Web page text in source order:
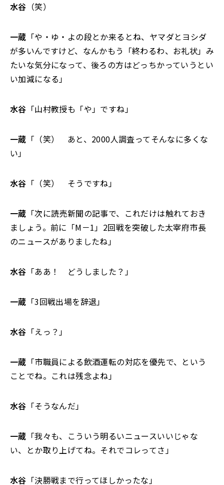
水谷 （笑）
一蔵 「や・ゆ・よの段とか来るとね、ヤマダとヨシダ
が多いんですけど、なんかもう「終わるわ、お礼状」み
たいな気分になって、後ろの方はどっちかっていうとい
い加減になる」
水谷 「山村教授も「や」ですね」
一蔵 「（笑） あと、2000人調査ってそんなに多くな
い」
水谷 「（笑） そうですね」
一蔵 「次に読売新聞の記事で、これだけは触れておき
ましょう。前に「M－1」2回戦を突破した太宰府市長
のニュースがありましたね」
水谷 「ああ！ どうしました？」
一蔵 「3回戦出場を辞退」
水谷 「えっ？」
一蔵 「市職員による飲酒運転の対応を優先で、という
ことでね。これは残念よね」
水谷 「そうなんだ」
一蔵 「我々も、こういう明るいニュースいいじゃな
い、とか取り上げてね。それでコレってさ」
水谷 「決勝戦まで行ってほしかったな」